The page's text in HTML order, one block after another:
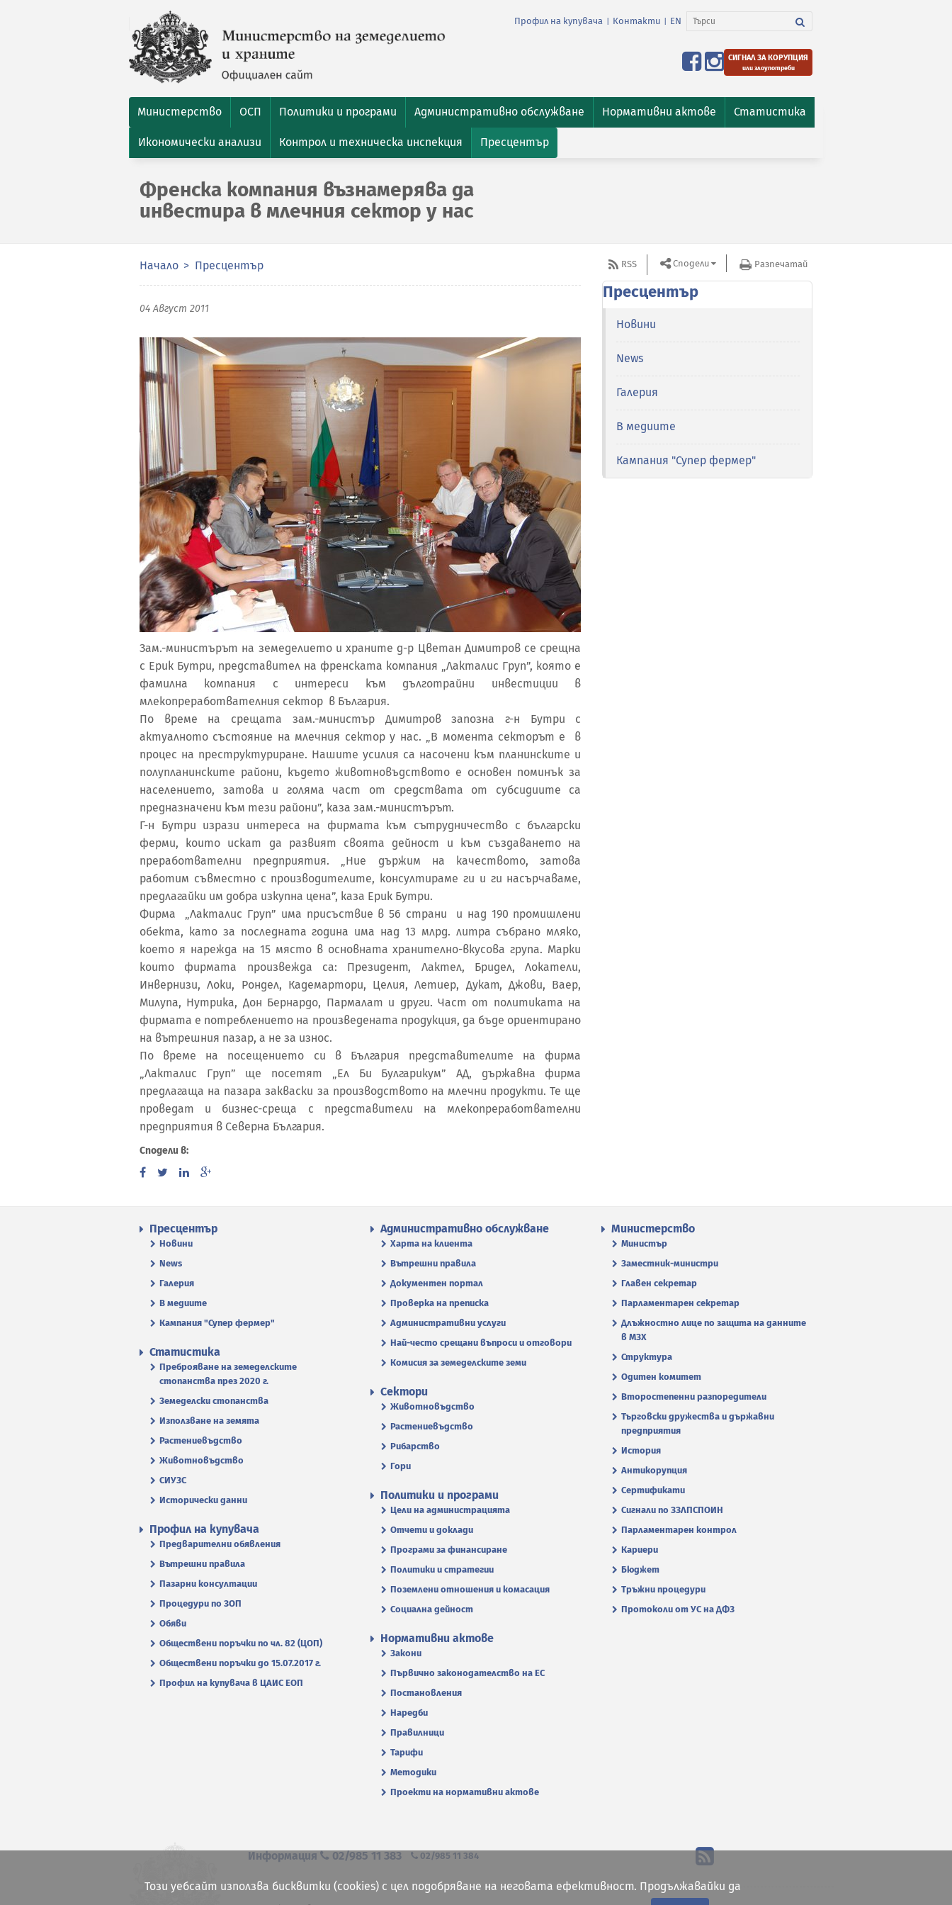
Профил на купувача Контакти EN
СИГНАЛ ЗА КОРУПЦИЯ
или злоупотреби
Министерство ОСП Политики и програми Административно обслужване Нормативни актове Статистика
Икономически анализи Контрол и техническа инспекция Пресцентър
Френска компания възнамерява да
инвестира в млечния сектор у нас
Начало Пресцентър
04 Август 2011
Зам.-министърът на земеделието и храните д-р Цветан Димитров се срещна
с Ерик Бутри, представител на френската компания „Лакталис Груп”, която е
фамилна компания с интереси към дълготрайни инвестиции в
млекопреработвателния сектор в България.
По време на срещата зам.-министър Димитров запозна г-н Бутри с
актуалното състояние на млечния сектор у нас. „В момента секторът е в
процес на преструктуриране. Нашите усилия са насочени към планинските и
полупланинските райони, където животновъдството е основен поминък за
населението, затова и голяма част от средствата от субсидиите са
предназначени към тези райони”, каза зам.-министърът.
Г-н Бутри изрази интереса на фирмата към сътрудничество с български
ферми, които искат да развият своята дейност и към създаването на
преработвателни предприятия. „Ние държим на качеството, затова
работим съвместно с производителите, консултираме ги и ги насърчаваме,
предлагайки им добра изкупна цена”, каза Ерик Бутри.
Фирма „Лакталис Груп” има присъствие в 56 страни и над 190 промишлени
обекта, като за последната година има над 13 млрд. литра събрано мляко,
което я нарежда на 15 място в основната хранително-вкусова група. Марки
които фирмата произвежда са: Президент, Лактел, Бридел, Локатели,
Инвернизи, Локи, Рондел, Кадемартори, Целия, Летиер, Дукат, Джови, Ваер,
Милупа, Нутрика, Дон Бернардо, Пармалат и други. Част от политиката на
фирмата е потреблението на произведената продукция, да бъде ориентирано
на вътрешния пазар, а не за износ.
По време на посещението си в България представителите на фирма
„Лакталис Груп” ще посетят „Ел Би Булгарикум” АД, държавна фирма
предлагаща на пазара закваски за производството на млечни продукти. Те ще
проведат и бизнес-среща с представители на млекопреработвателни
предприятия в Северна България.
Сподели в:
RSS Сподели Разпечатай
Пресцентър
Новини
News
Галерия
В медиите
Кампания "Супер фермер"
Пресцентър
Новини
News
Галерия
В медиите
Кампания "Супер фермер"
Административно обслужване
Харта на клиента
Вътрешни правила
Документен портал
Проверка на преписка
Административни услуги
Най-често срещани въпроси и отговори
Комисия за земеделските земи
Министерство
Министър
Заместник-министри
Главен секретар
Парламентарен секретар
Длъжностно лице по защита на данните
в МЗХ
Структура
Одитен комитет
Второстепенни разпоредители
Търговски дружества и държавни
предприятия
История
Антикорупция
Сертификати
Сигнали по ЗЗЛПСПОИН
Парламентарен контрол
Кариери
Бюджет
Тръжни процедури
Протоколи от УС на ДФЗ
Статистика
Преброяване на земеделските
стопанства през 2020 г.
Земеделски стопанства
Използване на земята
Растениевъдство
Животновъдство
СИУЗС
Исторически данни
Сектори
Животновъдство
Растениевъдство
Рибарство
Гори
Политики и програми
Цели на администрацията
Отчети и доклади
Програми за финансиране
Политики и стратегии
Поземлени отношения и комасация
Социална дейност
Профил на купувача
Предварителни обявления
Вътрешни правила
Пазарни консултации
Процедури по ЗОП
Обяви
Обществени поръчки по чл. 82 (ЦОП)
Обществени поръчки до 15.07.2017 г.
Профил на купувача в ЦАИС ЕОП
Нормативни актове
Закони
Първично законодателство на ЕС
Постановления
Наредби
Правилници
Тарифи
Методики
Проекти на нормативни актове
Информация 02/985 11 383 02/985 11 384
Този уебсайт използва бисквитки (cookies) с цел подобряване на неговата ефективност. Продължавайки да